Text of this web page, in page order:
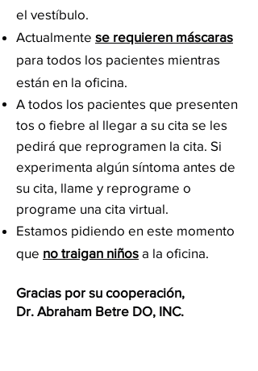
el vestíbulo.
Actualmente se requieren máscaras
para todos los pacientes mientras
están en la oficina.
A todos los pacientes que presenten
tos o fiebre al llegar a su cita se les
pedirá que reprogramen la cita. Si
experimenta algún síntoma antes de
su cita, llame y reprograme o
programe una cita virtual.
Estamos pidiendo en este momento
que no traigan niños a la oficina.
Gracias por su cooperación,
Dr. Abraham Betre DO, INC.